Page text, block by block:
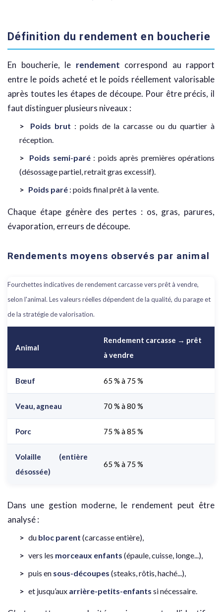
Définition du rendement en boucherie
En boucherie, le rendement correspond au rapport
entre le poids acheté et le poids réellement valorisable
après toutes les étapes de découpe. Pour être précis, il
faut distinguer plusieurs niveaux :
Poids brut : poids de la carcasse ou du quartier à
réception.
Poids semi-paré: poids après premières opérations
(désossage partiel, retrait gras excessif).
Poids paré : poids final prêt à la vente.
Chaque étape génère des pertes : os, gras, parures,
évaporation, erreurs de découpe.
Rendements moyens observés par animal
Fourchettes indicatives de rendement carcasse vers prêt à vendre,
selon l'animal. Les valeurs réelles dépendent de la qualité, du parage et
de la stratégie de valorisation.
Animal
Rendement carcasse → prêt
à vendre
Bœuf 65 % à 75 %
Veau, agneau 70 % à 80 %
Porc 75 % à 85 %
Volaille (entière
désossée)
65 % à 75 %
Dans une gestion moderne, le rendement peut être
analysé :
du bloc parent (carcasse entière),
vers les morceaux enfants (épaule, cuisse, longe...),
puis en sous-découpes (steaks, rôtis, haché...),
et jusqu’aux arrière-petits-enfants si nécessaire.